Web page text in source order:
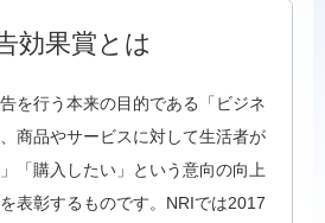
効果賞とは
を行う本来の目的である「ビジネ
商品やサービスに対して生活者が
「購入したい」という意向の向上
表彰するものです。NRIでは2017